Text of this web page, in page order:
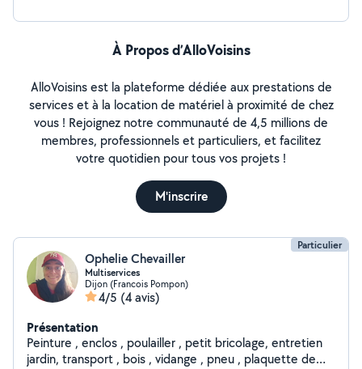
À Propos d’AlloVoisins
AlloVoisins est la plateforme dédiée aux prestations de
services et à la location de matériel à proximité de chez
vous ! Rejoignez notre communauté de 4,5 millions de
membres, professionnels et particuliers, et facilitez
votre quotidien pour tous vos projets !
M'inscrire
Particulier
Ophelie Chevailler
Multiservices
Dijon (Francois Pompon)
4/5 (4 avis)
Présentation
Peinture , enclos , poulailler , petit bricolage, entretien
jardin, transport , bois , vidange , pneu , plaquette de